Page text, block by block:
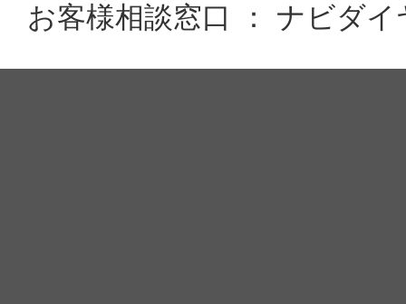
お客様相談窓口 ： ナビダ